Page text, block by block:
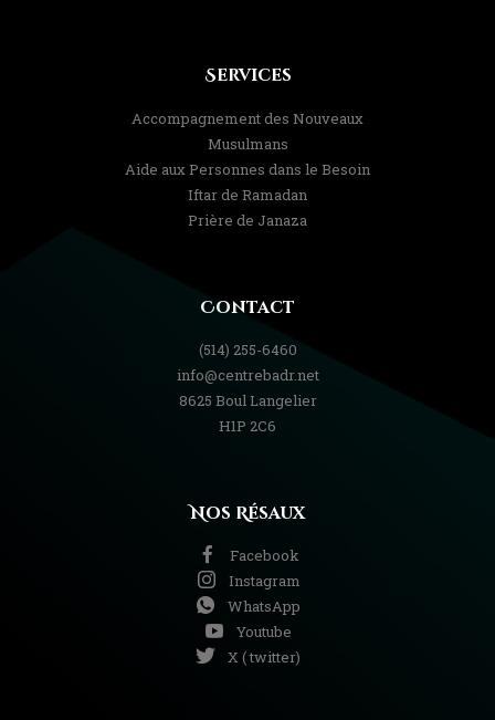
Services
Accompagnement des Nouveaux
Musulmans
Aide aux Personnes dans le Besoin
Iftar de Ramadan
Prière de Janaza
Contact
(514) 255-6460
info@centrebadr.net
8625 Boul Langelier
H1P 2C6
Nos Résaux
Facebook
Instagram
WhatsApp
Youtube
X ( twitter)